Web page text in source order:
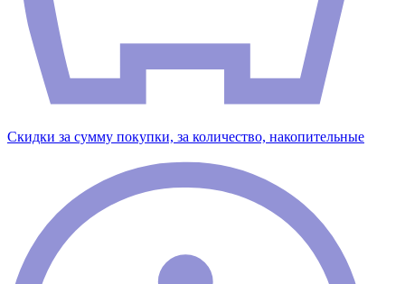
Скидки за сумму покупки, за количество, накопительные